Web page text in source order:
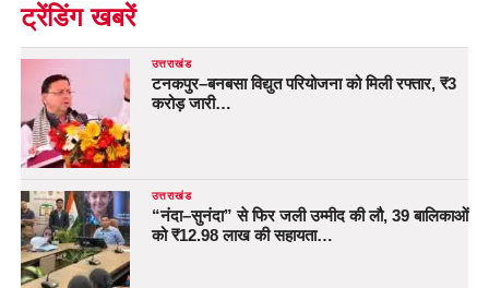
ट्रेंडिंग खबरें
उत्तराखंड
टनकपुर–बनबसा विद्युत परियोजना को मिली रफ्तार, ₹3
करोड़ जारी…
उत्तराखंड
“नंदा–सुनंदा” से फिर जली उम्मीद की लौ, 39 बालिकाओं
को ₹12.98 लाख की सहायता…